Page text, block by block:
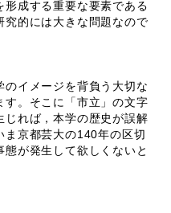
成する重要な要素である
究的には大きな問題なので
イメージを背負う大切な
す。そこに「市立」の文字
じれば，本学の歴史が誤解
ま京都芸大の140年の区切
が発生して欲しくないと